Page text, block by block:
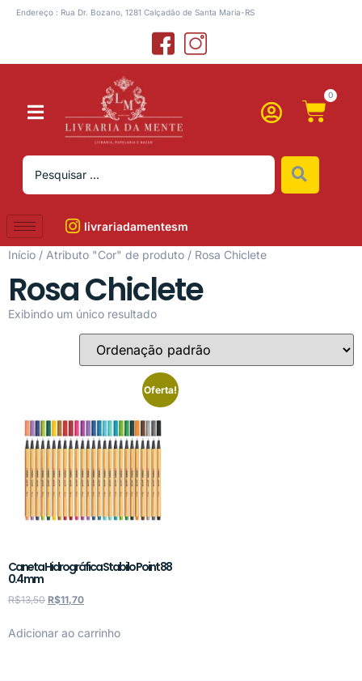
Endereço : Rua Dr. Bozano, 1281 Calçadão de Santa Maria-RS
0
livrariadamentesm
Início / Atributo "Cor" de produto / Rosa Chiclete
Rosa Chiclete
Exibindo um único resultado
Oferta!
Caneta Hidrográfica Stabilo Point 88
0.4 mm
R$13,50 R$11,70
Adicionar ao carrinho